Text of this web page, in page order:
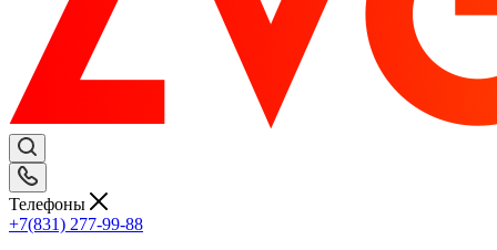
Телефоны
+7(831) 277-99-88